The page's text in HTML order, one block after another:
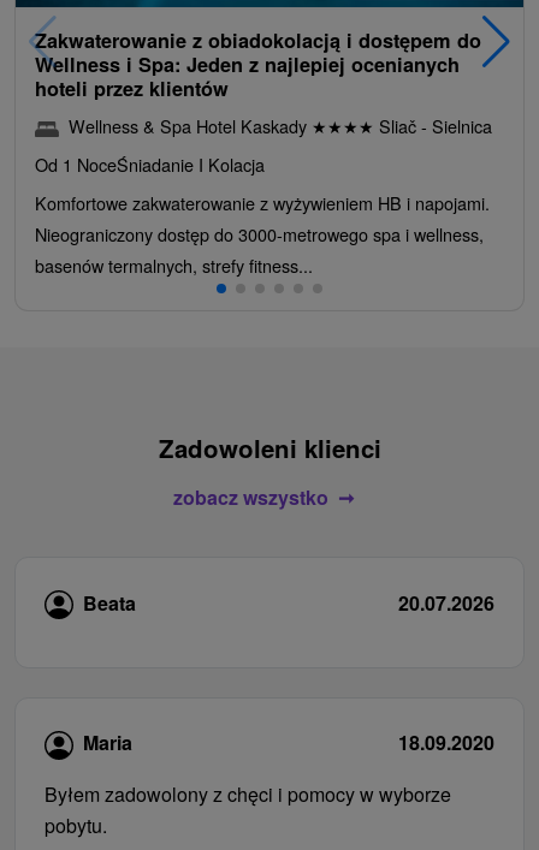
Zakwaterowanie z obiadokolacją i dostępem do
Wellness i Spa: Jeden z najlepiej ocenianych
hoteli przez klientów
Wellness & Spa Hotel Kaskady ★★★★ Sliač - Sielnica
Od 1 NoceŚniadanie I Kolacja
Komfortowe zakwaterowanie z wyżywieniem HB i napojami.
Nieograniczony dostęp do 3000-metrowego spa i wellness,
basenów termalnych, strefy fitness...
Zadowoleni klienci
zobacz wszystko
Beata 20.07.2026
Maria
18.09.2020
Byłem zadowolony z chęci i pomocy w wyborze
pobytu.